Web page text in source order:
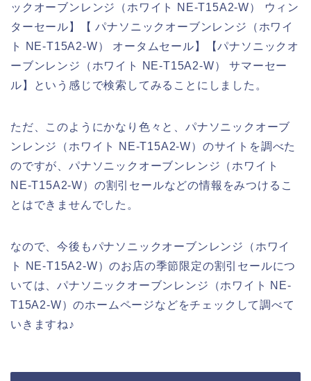
ックオーブンレンジ（ホワイト NE-T15A2-W） ウィン
ターセール】【 パナソニックオーブンレンジ（ホワイ
ト NE-T15A2-W） オータムセール】【パナソニックオ
ーブンレンジ（ホワイト NE-T15A2-W） サマーセー
ル】という感じで検索してみることにしました。
ただ、このようにかなり色々と、パナソニックオーブ
ンレンジ（ホワイト NE-T15A2-W）のサイトを調べた
のですが、パナソニックオーブンレンジ（ホワイト
NE-T15A2-W）の割引セールなどの情報をみつけるこ
とはできませんでした。
なので、今後もパナソニックオーブンレンジ（ホワイ
ト NE-T15A2-W）のお店の季節限定の割引セールにつ
いては、パナソニックオーブンレンジ（ホワイト NE-
T15A2-W）のホームページなどをチェックして調べて
いきますね♪